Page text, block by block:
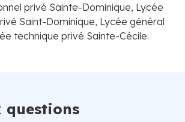
privé Sainte-Dominique, Lycée
Saint-Dominique, Lycée général
technique privé Sainte-Cécile.
questions